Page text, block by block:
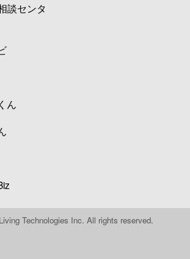
談センタ
ん
Technologies Inc. All rights reserved.